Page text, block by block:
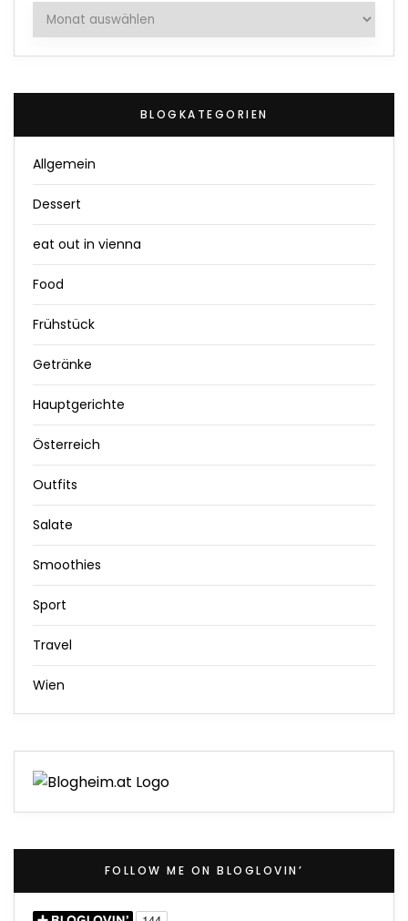
Archiv
BLOGKATEGORIEN
Allgemein
Dessert
eat out in vienna
Food
Frühstück
Getränke
Hauptgerichte
Österreich
Outfits
Salate
Smoothies
Sport
Travel
Wien
FOLLOW ME ON BLOGLOVIN’